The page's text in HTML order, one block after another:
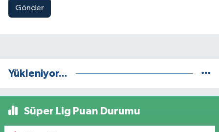
Gönder
Yükleniyor...
Süper Lig Puan Durumu